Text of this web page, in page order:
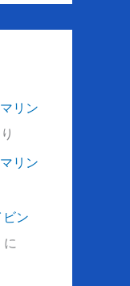
リン
リン
ン
に